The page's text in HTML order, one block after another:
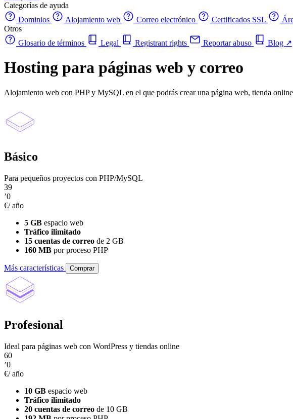
Categorías de ayuda
Dominios
Alojamiento web Correo electrónico Certificados SSL
Otros
Glosario de términos
Legal Registrant rights Reportar abuso Blog ↗
Hosting para páginas web y correo
Alojamiento web con PHP y MySQL en el que podrás crear una página web, tienda
Básico
Para pequeños proyectos con PHP/MySQL
39
’0
€/ año
5 GB espacio web
Tráfico ilimitado
15 cuentas de correo de 2 GB
160 MB por proceso PHP
Más características Comprar
Profesional
Ideal para páginas web con WordPress y tiendas online
60
’0
€/ año
10 GB espacio web
Tráfico ilimitado
20 cuentas de correo de 10 GB